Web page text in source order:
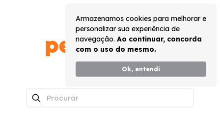
Armazenamos cookies para melhorar e
personalizar sua experiência de
navegação. Ao continuar, concorda
com o uso do mesmo.
Ok, entendi